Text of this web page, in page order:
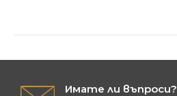
Имате ли въпроси?